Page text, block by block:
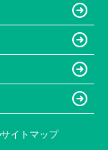
サイトマップ